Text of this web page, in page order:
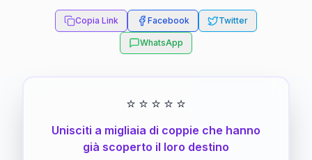
Copia Link Facebook Twitter
WhatsApp
⭐ ⭐ ⭐ ⭐ ⭐
Unisciti a migliaia di coppie che hanno
già scoperto il loro destino